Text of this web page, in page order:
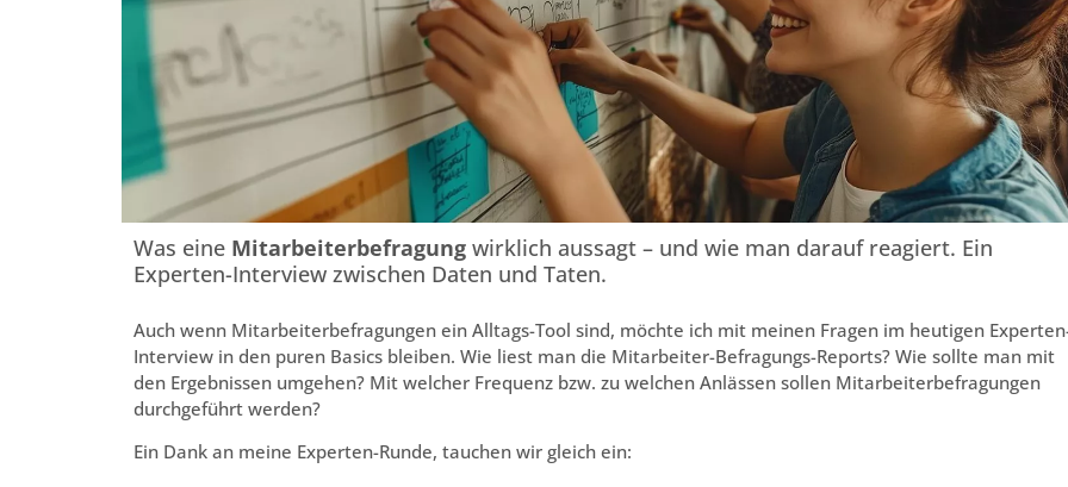
Was eine Mitarbeiterbefragung wirklich aussagt – und wie man darauf reagiert. Ein
Experten-Interview zwischen Daten und Taten.
Auch wenn Mitarbeiterbefragungen ein Alltags-Tool sind, möchte ich mit meinen Fragen im heutigen
Interview in den puren Basics bleiben. Wie liest man die Mitarbeiter-Befragungs-Reports? Wie sollte man mit
den Ergebnissen umgehen? Mit welcher Frequenz bzw. zu welchen Anlässen sollen Mitarbeiterbefragungen
durchgeführt werden?
Ein Dank an meine Experten-Runde, tauchen wir gleich ein: